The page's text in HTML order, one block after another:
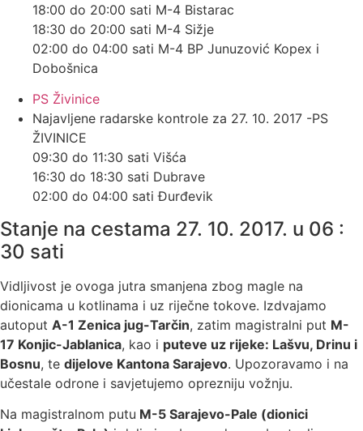
18:00 do 20:00 sati M-4 Bistarac
18:30 do 20:00 sati M-4 Sižje
02:00 do 04:00 sati M-4 BP Junuzović Kopex i
Dobošnica
PS Živinice
Najavljene radarske kontrole za 27. 10. 2017 -PS
ŽIVINICE
09:30 do 11:30 sati Višća
16:30 do 18:30 sati Dubrave
02:00 do 04:00 sati Đurđevik
Stanje na cestama 27. 10. 2017. u 06 :
30 sati
Vidljivost je ovoga jutra smanjena zbog magle na
dionicama u kotlinama i uz riječne tokove. Izdvajamo
autoput A-1 Zenica jug-Tarčin, zatim magistralni put M-
17 Konjic-Jablanica, kao i puteve uz rijeke: Lašvu, Drinu i
Bosnu, te dijelove Kantona Sarajevo. Upozoravamo i na
učestale odrone i savjetujemo oprezniju vožnju.
Na magistralnom putu M-5 Sarajevo-Pale (dionici